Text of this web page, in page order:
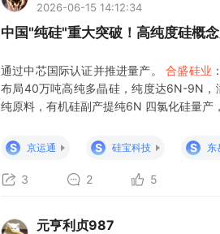
2026-06-15 14:12:34
中国"纯硅"重大突破！高纯度硅概
通过中芯国际认证并推进量产。 合盛硅业
布局40万吨高纯多晶硅，纯度达6N-9N，
纯原料，有机硅副产提纯6N 四氯化硅量
S
京运通 S 硅宝科技 S 东
3 2 5
元亨利贞987